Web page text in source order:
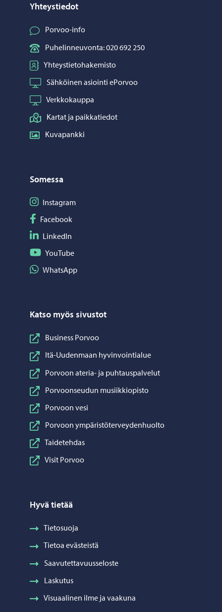
Yhteystiedot
Porvoo-info
Puhelinneuvonta: 020 692 250
Yhteystietohakemisto
Sähköinen asiointi ePorvoo
Verkkokauppa
Kartat ja paikkatiedot
Kuvapankki
Somessa
Seuraa Instagram
Instagram
Seuraa Facebook
Facebook
Seuraa LinkedIn
LinkedIn
Seuraa YouTube
YouTube
Jaa WhatsApp
WhatsApp
Katso myös sivustot
Business Porvoo
Itä-Uudenmaan hyvinvointialue
Porvoon ateria- ja puhtauspalvelut
Porvoonseudun musiikkiopisto
Porvoon vesi
Porvoon ympäristöterveydenhuolto
Taidetehdas
Visit Porvoo
Hyvä tietää
Tietosuoja
Tietoa evästeistä
Saavutettavuusseloste
Laskutus
Visuaalinen ilme ja vaakuna